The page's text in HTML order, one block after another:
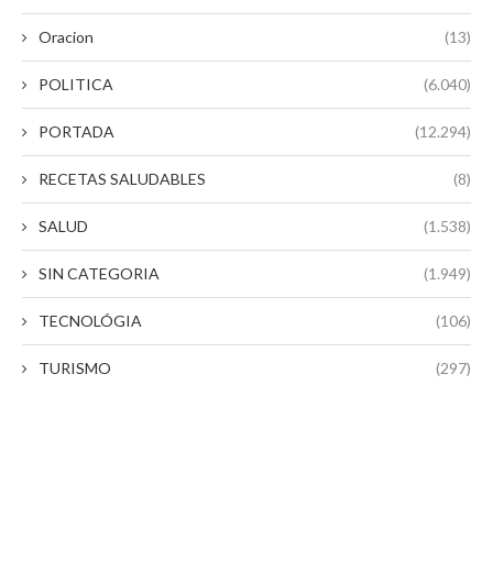
Oracion (13)
POLITICA (6.040)
PORTADA (12.294)
RECETAS SALUDABLES (8)
SALUD (1.538)
SIN CATEGORIA (1.949)
TECNOLÓGIA (106)
TURISMO (297)